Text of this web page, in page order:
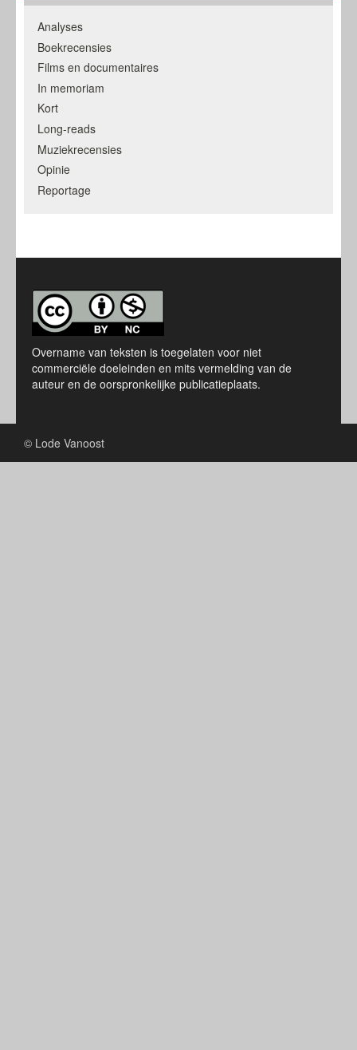
Analyses
Boekrecensies
Films en documentaires
In memoriam
Kort
Long-reads
Muziekrecensies
Opinie
Reportage
Overname van teksten is toegelaten voor niet
commerciële doeleinden en mits vermelding van de
auteur en de oorspronkelijke publicatieplaats.
© Lode Vanoost